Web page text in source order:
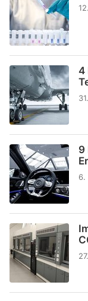
4
9
6.